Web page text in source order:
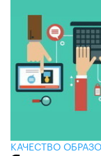
КАЧЕСТВО